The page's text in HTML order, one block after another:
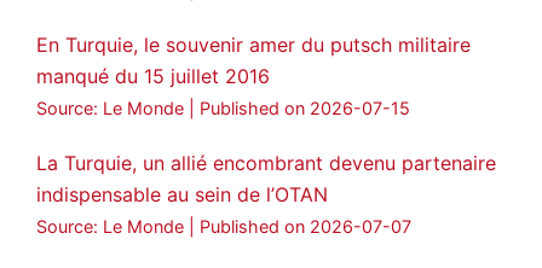
En Turquie, le souvenir amer du putsch militaire
manqué du 15 juillet 2016
Source: Le Monde Published on 2026-07-15
La Turquie, un allié encombrant devenu partenaire
indispensable au sein de l’OTAN
Source: Le Monde Published on 2026-07-07